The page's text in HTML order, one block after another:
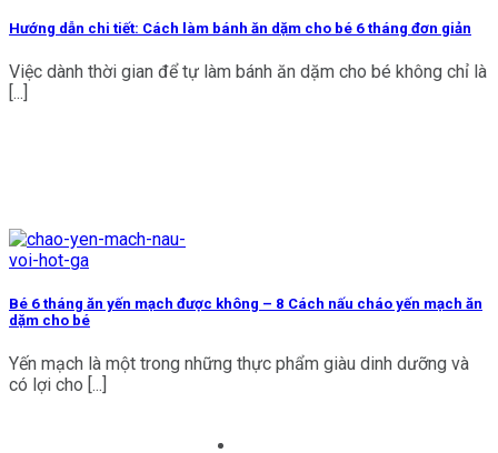
Hướng dẫn chi tiết: Cách làm bánh ăn dặm cho bé 6 tháng đơn giản
Việc dành thời gian để tự làm bánh ăn dặm cho bé không chỉ là
[...]
Bé 6 tháng ăn yến mạch được không – 8 Cách nấu cháo yến mạch ăn
dặm cho bé
Yến mạch là một trong những thực phẩm giàu dinh dưỡng và
có lợi cho [...]